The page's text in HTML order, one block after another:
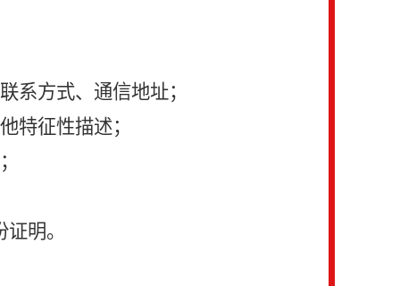
系方式、通信地址；
特征性描述；
明。